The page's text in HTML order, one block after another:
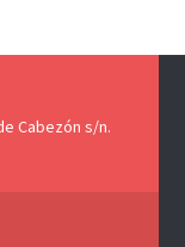
Cabezón s/n.